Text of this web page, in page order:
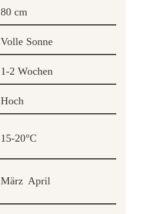
80 cm
Volle Sonne
1-2 Wochen
Hoch
15-20°C
März April